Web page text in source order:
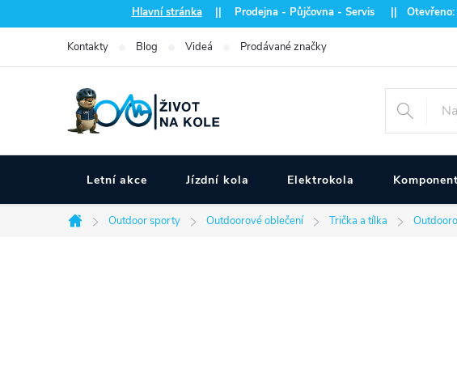
na
Hlavní stránka|| Prodejna - Půjčovna - Servis || Otevřeno:
Kontakty Blog Videá Prodávané značky
Letní akce Jízdní kola Elektrokola
Domů
Outdoor sporty Outdoorové oblečení Trička a tílka